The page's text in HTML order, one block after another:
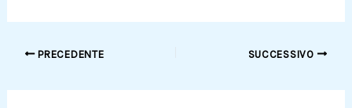
PRECEDENTE SUCCESSIVO